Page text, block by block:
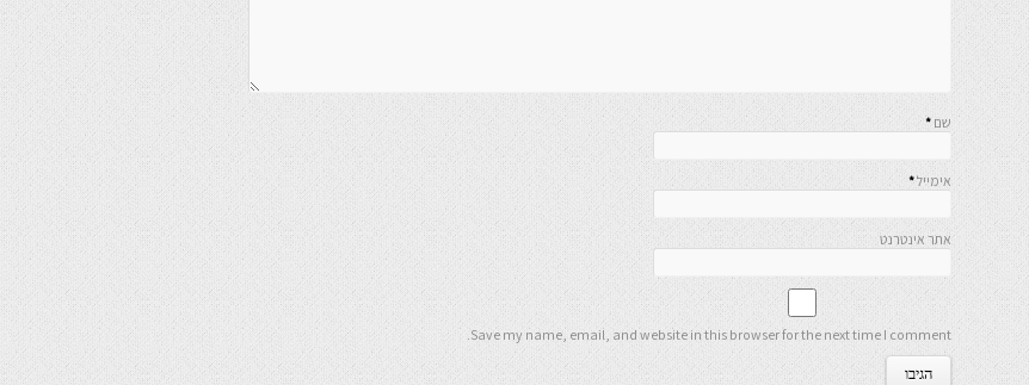
שם *
אימייל*
אתר אינטרנט
Save my name, email, and website in this browser for the next time I comment.